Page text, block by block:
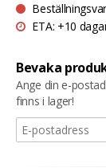
ETA: +10
Bevaka
Ange din e-
finns i lager!